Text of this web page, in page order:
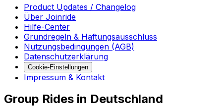
Product Updates / Changelog
Über Joinride
Hilfe-Center
Grundregeln & Haftungsausschluss
Nutzungsbedingungen (AGB)
Datenschutzerklärung
Cookie-Einstellungen
Impressum & Kontakt
Group Rides in Deutschland